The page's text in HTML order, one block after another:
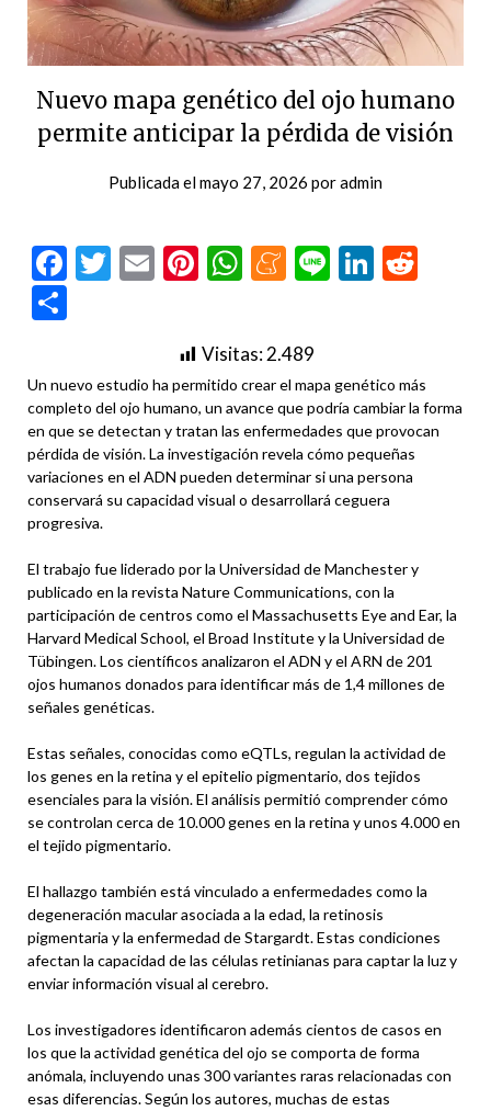
Nuevo mapa genético del ojo humano
permite anticipar la pérdida de visión
Publicada elmayo 27, 2026 poradmin
Facebook
Twitter
EmailPinterest
WhatsApp
Meneame
Line
Visitas:2.489
Un nuevo estudio ha permitido crear el mapa genético más
completo del ojo humano, un avance que podría cambiar la forma
en que se detectan y tratan las enfermedades que provocan
pérdida de visión. La investigación revela cómo pequeñas
variaciones en el ADN pueden determinar si una persona
conservará su capacidad visual o desarrollará ceguera
progresiva.
El trabajo fue liderado por la Universidad de Manchester y
publicado en la revista Nature Communications, con la
participación de centros como el Massachusetts Eye and Ear, la
Harvard Medical School, el Broad Institute y la Universidad de
Tübingen. Los científicos analizaron el ADN y el ARN de 201
ojos humanos donados para identificar más de 1,4 millones de
señales genéticas.
Estas señales, conocidas como eQTLs, regulan la actividad de
los genes en la retina y el epitelio pigmentario, dos tejidos
esenciales para la visión. El análisis permitió comprender cómo
se controlan cerca de 10.000 genes en la retina y unos 4.000 en
el tejido pigmentario.
El hallazgo también está vinculado a enfermedades como la
degeneración macular asociada a la edad, la retinosis
pigmentaria y la enfermedad de Stargardt. Estas condiciones
afectan la capacidad de las células retinianas para captar la luz y
enviar información visual al cerebro.
Los investigadores identificaron además cientos de casos en
los que la actividad genética del ojo se comporta de forma
anómala, incluyendo unas 300 variantes raras relacionadas con
esas diferencias. Según los autores, muchas de estas